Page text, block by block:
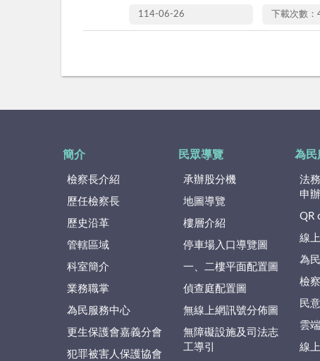
114-06-26 下載次數：
簡介
檢察長介紹
歷任檢察長
歷史沿革
管轄區域
科室簡介
業務職掌
為民服務中心
更生保護會嘉義分會
犯罪被害人保護協會
民眾導覽
承辦股分機
地圖導覽
樓層介紹
停車場入口導覽圖
一、二樓平面配置圖
偵查庭配置圖
無線上網訊號分佈圖
無障礙設施及司法志
工導引
為民
法
申
QR
線
為
檢
民
雲
線